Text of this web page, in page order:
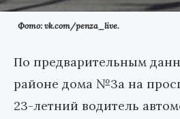
Фото: vk.com/penza_live.
По предварительным
районе дома №3а на
23-летний водитель